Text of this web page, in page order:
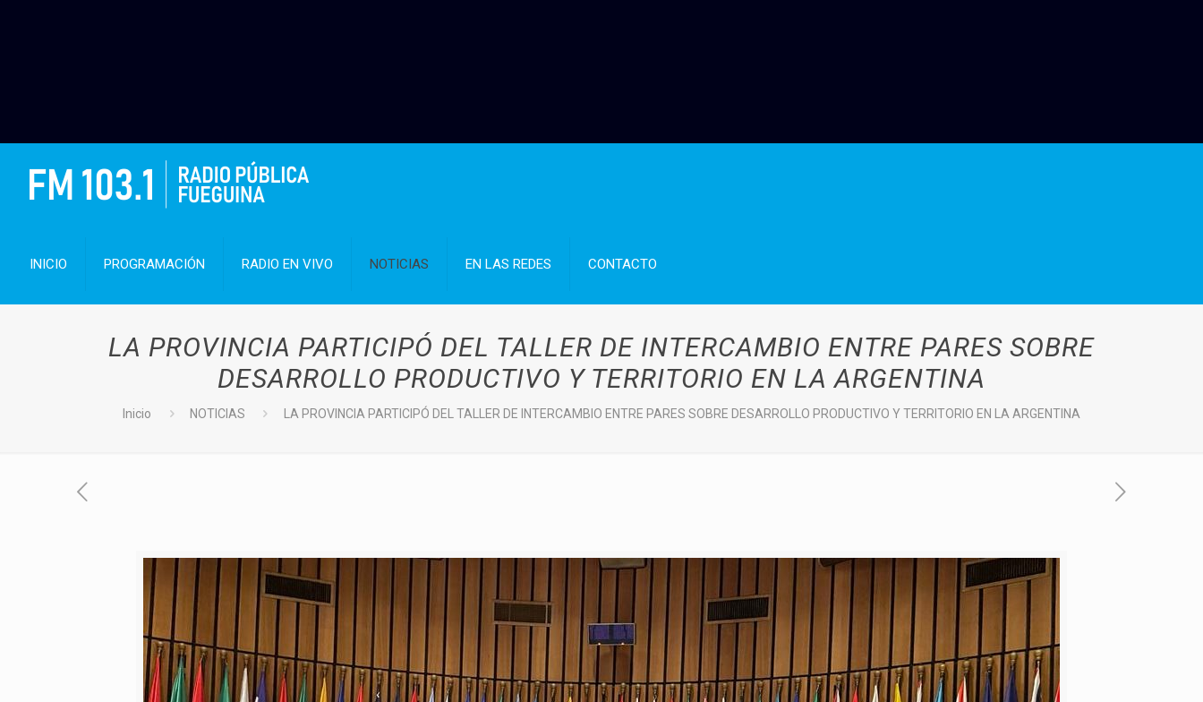
INICIO PROGRAMACIÓN RADIO EN VIVO NOTICIAS EN LAS REDES CONTACTO
LA PROVINCIA PARTICIPÓ DEL TALLER DE INTERCAMBIO ENTRE PARES SOBRE
DESARROLLO PRODUCTIVO Y TERRITORIO EN LA ARGENTINA
Inicio NOTICIAS LA PROVINCIA PARTICIPÓ DEL TALLER DE INTERCAMBIO ENTRE PARES SOBRE DESARROLLO PRODUCTIVO Y TERRITORIO EN LA ARGENTINA